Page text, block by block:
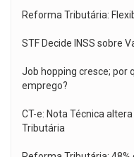
Reforma Tributária:
STF Decide INSS sobre
Job hopping cresce; por
emprego?
CT-e: Nota Técnica
Tributária